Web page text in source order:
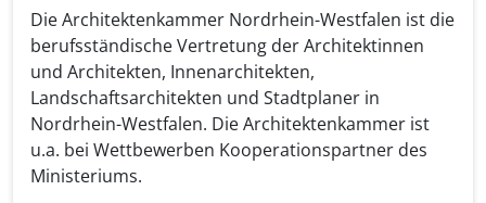
Die Architektenkammer Nordrhein-Westfalen ist die
berufsständische Vertretung der Architektinnen
und Architekten, Innenarchitekten,
Landschaftsarchitekten und Stadtplaner in
Nordrhein-Westfalen. Die Architektenkammer ist
u.a. bei Wettbewerben Kooperationspartner des
Ministeriums.